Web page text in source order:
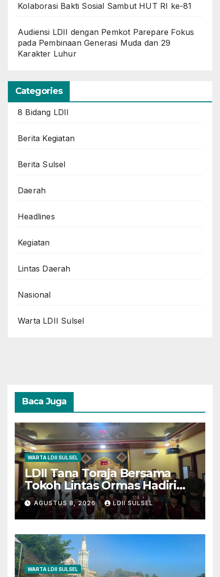
Kolaborasi Bakti Sosial Sambut HUT RI ke-81
Audiensi LDII dengan Pemkot Parepare Fokus
pada Pembinaan Generasi Muda dan 29
Karakter Luhur
Categories
8 Bidang LDII
Berita Kegiatan
Berita Sulsel
Daerah
Headlines
Kegiatan
Lintas Daerah
Nasional
Warta LDII Sulsel
Baca Juga
WARTA LDII SULSEL
LDII Tana Toraja Bersama
Tokoh Lintas Ormas Hadiri
Safari Magrib-Isya di Masjid
Polres
AGUSTUS 8, 2026 LDII SULSEL
WARTA LDII SULSEL